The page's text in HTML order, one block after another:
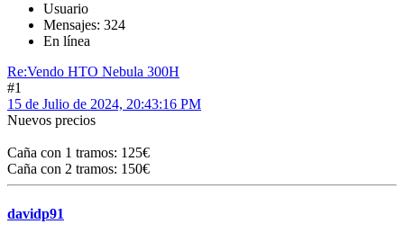
Usuario
Mensajes: 324
En línea
Re:Vendo HTO Nebula 300H
#1
15 de Julio de 2024, 20:43:16 PM
Nuevos precios
Caña con 1 tramos: 125€
Caña con 2 tramos: 150€
davidp91